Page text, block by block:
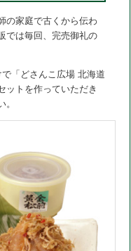
の家庭で古くから伝わ
では毎回、完売御礼の
「どさんこ広場 北海道
ットを作っていただき